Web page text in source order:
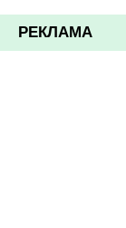
РЕКЛАМА